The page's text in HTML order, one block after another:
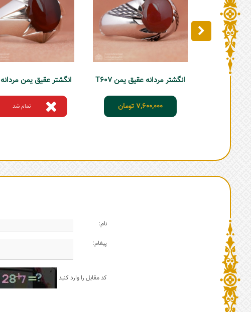
انگشتر مردانه عقیق یمن T607
7,600,000 تومان
انگشتر عقیق یمن مردانه T608
تمام شد
نام:
پیغام:
کد مقابل را وارد کنید